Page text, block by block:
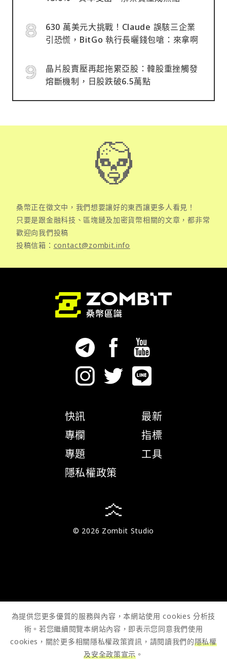
630 萬美元大挑戰！Claude 誤駭三企業
引恐慌，BitGo 執行長曬錢包嗆：來拿啊
晶片股賣壓再起拖累亞股：韓股重挫觸發
熔斷機制，日股跌破6.5萬點
桑幣正在徵文中，我們想要讓好的東西讓更多人看見！
只要是跟金融科技、區塊鏈及加密貨幣相關的文章，都非常
歡迎向我們投稿
投稿信箱： contact@zombit.info
快訊
專欄
專題
隱私權政策
最新
指標
工具
© 2026 Zombit Studio
為提供您更多優質的服務與內容，本網站使用 cookies 分析技
術。若您繼續閱覽本網站內容，即表示您同意我們使用
cookies，關於更多相關隱私權政策資訊，請閱讀我們的隱私權
及安全政策宣示 。